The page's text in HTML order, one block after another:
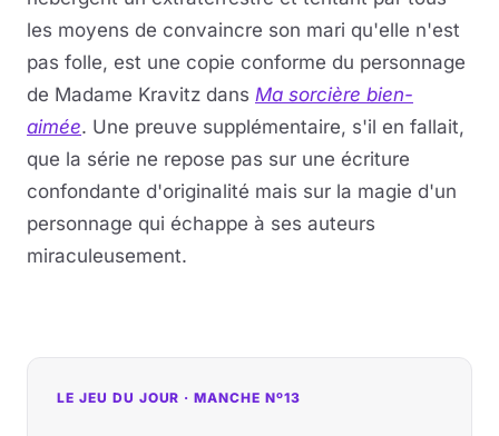
les moyens de convaincre son mari qu'elle n'est
pas folle, est une copie conforme du personnage
de Madame Kravitz dans Ma sorcière bien-
aimée. Une preuve supplémentaire, s'il en fallait,
que la série ne repose pas sur une écriture
confondante d'originalité mais sur la magie d'un
personnage qui échappe à ses auteurs
miraculeusement.
LE JEU DU JOUR · MANCHE Nº13